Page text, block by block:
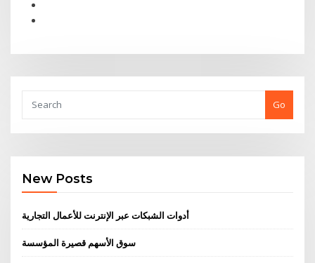
Go
New Posts
أدوات الشبكات عبر الإنترنت للأعمال التجارية
سوق الأسهم قصيرة المؤسسة